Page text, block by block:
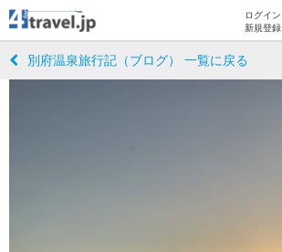
ログイン
新規登録
別府温泉旅行記（ブログ） 一覧に戻る